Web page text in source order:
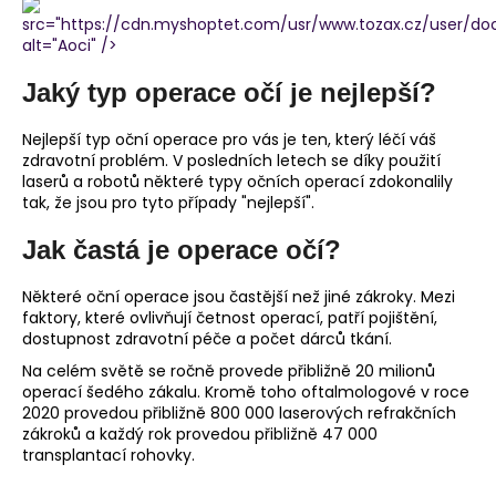
src="https://cdn.myshoptet.com/usr/www.tozax.cz/user/
alt="Aoci" />
Jaký typ operace očí je nejlepší?
Nejlepší typ oční operace pro vás je ten, který léčí váš
zdravotní problém. V posledních letech se díky použití
laserů a robotů některé typy očních operací zdokonalily
tak, že jsou pro tyto případy "nejlepší".
Jak častá je operace očí?
Některé oční operace jsou častější než jiné zákroky. Mezi
faktory, které ovlivňují četnost operací, patří pojištění,
dostupnost zdravotní péče a počet dárců tkání.
Na celém světě se ročně provede přibližně 20 milionů
operací šedého zákalu. Kromě toho oftalmologové v roce
2020 provedou přibližně 800 000 laserových refrakčních
zákroků a každý rok provedou přibližně 47 000
transplantací rohovky.